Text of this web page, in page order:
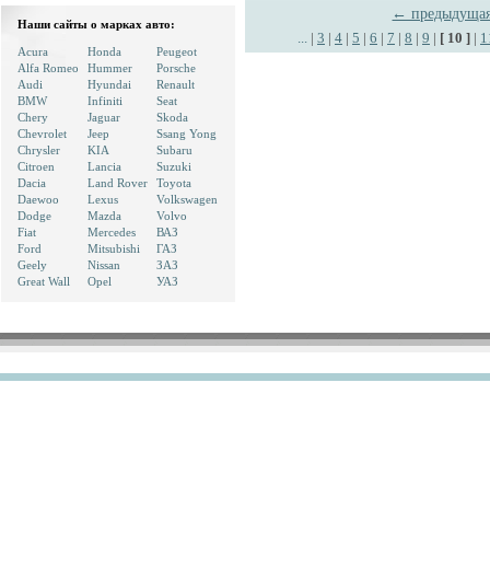
Наши сайты о марках авто:
Acura
Alfa Romeo
Audi
BMW
Chery
Chevrolet
Chrysler
Citroen
Dacia
Daewoo
Dodge
Fiat
Ford
Geely
Great Wall
Honda
Hummer
Hyundai
Infiniti
Jaguar
Jeep
KIA
Lancia
Land Rover
Lexus
Mazda
Mercedes
Mitsubishi
Nissan
Opel
Peugeot
Porsche
Renault
Seat
Skoda
Ssang Yong
Subaru
Suzuki
Toyota
Volkswagen
Volvo
ВАЗ
ГАЗ
ЗАЗ
УАЗ
←
... | 3 | 4 | 5 | 6 | 7 | 8 | 9 | [ 10 ] |